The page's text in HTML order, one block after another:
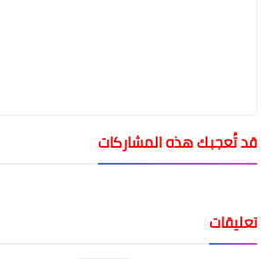
قد تُعجبك هذه المشاركات
تعليقات